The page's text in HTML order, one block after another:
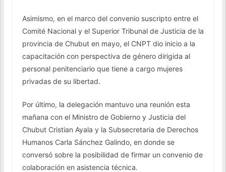
Asimismo, en el marco del convenio suscripto entre el
Comité Nacional y el Superior Tribunal de Justicia de la
provincia de Chubut en mayo, el CNPT dio inicio a la
capacitación con perspectiva de género dirigida al
personal penitenciario que tiene a cargo mujeres
privadas de su libertad.
Por último, la delegación mantuvo una reunión esta
mañana con el Ministro de Gobierno y Justicia del
Chubut Cristian Ayala y la Subsecretaria de Derechos
Humanos Carla Sánchez Galindo, en donde se
conversó sobre la posibilidad de firmar un convenio de
colaboración en asistencia técnica.